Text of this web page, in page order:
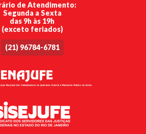
de Atendimento:
Segunda a Sexta
das 9h às 19h
(exceto feriados)
(21) 96784-6781